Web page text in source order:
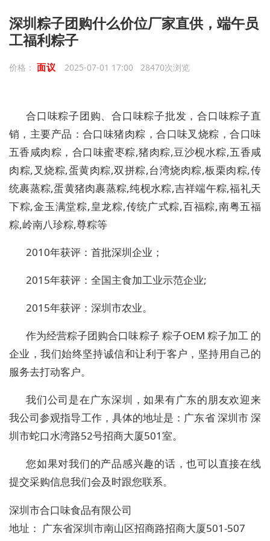
深圳粽子团购什么价位厂家直供，端午员
工福利粽子
价格： 面议 2025-07-01 17:00 28470次浏览
合口味粽子团购、合口味粽子批发，合口味粽子直
销，主要产品：合口味猪肉粽，合口味叉烧粽，合口味
五香咸肉粽，合口味蜜枣粽,猪肉粽,豆沙枧水粽,五香咸
肉粽,叉烧粽,蛋黄肉粽,双拼粽,台湾烧肉粽,板栗肉粽,传
统裹蒸粽,蛋黄猪肉裹蒸粽,纯枧水粽,吉祥端午粽,福礼天
下粽,金玉满堂粽,皇龙粽,传统广式粽,百福粽,南粤五福
粽,岭南八珍粽,尊粽等
2010年获评：首批深圳企业；
2015年获评：全国主食加工业示范企业;
2015年获评 ： 深圳市农业。
作为经营粽子团购合口味粽子 粽子OEM 粽子加工 的
企业，我们始终坚持诚信和让利于客户，坚持用自己的
服务去打动客户。
我们公司是在广东深圳 ，如果有广东的朋友欢迎来
我公司参观指导工作，具体的地址是：广东省 深圳市 深
圳市蛇口水湾路52号招商大厦501室。
您如果对我们的产品感兴趣的话，也可以直接在线
提交采购信息我们会及时跟您联系。
深圳市合口味食品有限公司
地址： 广东省深圳市南山区招商路招商大厦501-507